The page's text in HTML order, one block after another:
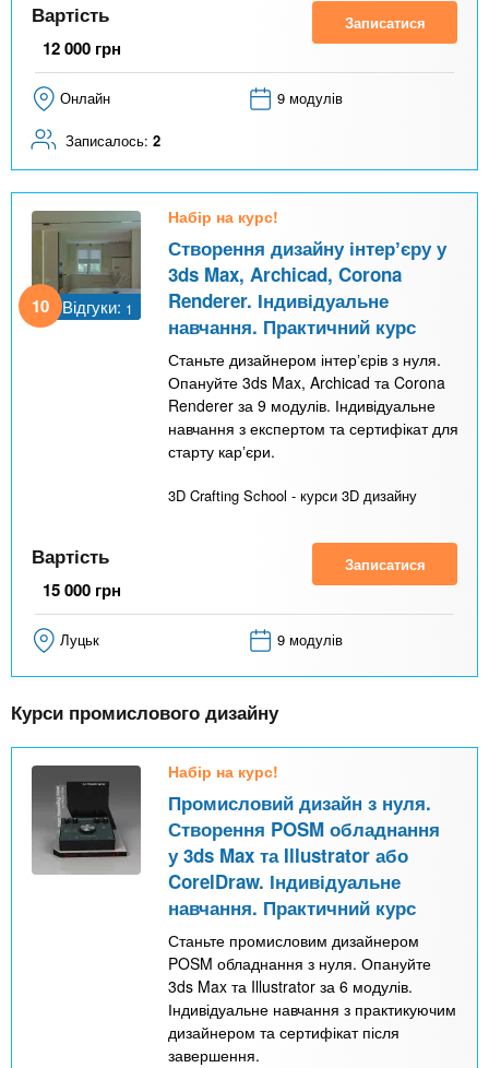
Вартість
12 000 грн
Записатися
Онлайн 9 модулів
Записалось: 2
10 Відгуки: 1
Набір на курс!
Створення дизайну інтерʼєру у
3ds Max, Archicad, Corona
Renderer. Індивідуальне
навчання. Практичний курс
Станьте дизайнером інтерʼєрів з нуля.
Опануйте 3ds Max, Archicad та Corona
Renderer за 9 модулів. Індивідуальне
навчання з експертом та сертифікат для
старту карʼєри.
3D Crafting School - курси 3D дизайну
Вартість
15 000 грн
Записатися
Луцьк 9 модулів
Курси промислового дизайну
Набір на курс!
Промисловий дизайн з нуля.
Створення POSM обладнання
у 3ds Max та Illustrator або
CorelDraw. Індивідуальне
навчання. Практичний курс
Станьте промисловим дизайнером
POSM обладнання з нуля. Опануйте
3ds Max та Illustrator за 6 модулів.
Індивідуальне навчання з практикуючим
дизайнером та сертифікат після
завершення.